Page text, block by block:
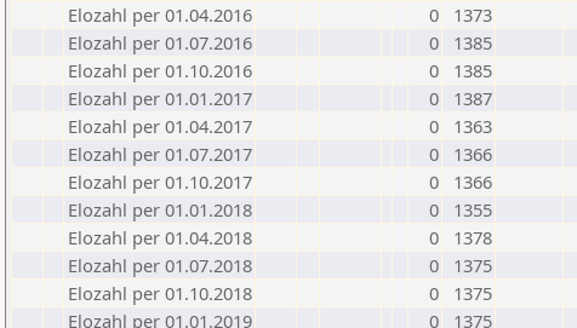
Elozahl per 01.04.2016
0
1373
Elozahl per 01.07.2016
0
1385
Elozahl per 01.10.2016
0
1385
Elozahl per 01.01.2017
0
1387
Elozahl per 01.04.2017
0
1363
Elozahl per 01.07.2017
0
1366
Elozahl per 01.10.2017
0
1366
Elozahl per 01.01.2018
0
1355
Elozahl per 01.04.2018
0
1378
Elozahl per 01.07.2018
0
1375
Elozahl per 01.10.2018
0
1375
Elozahl per 01.01.2019
0
1375